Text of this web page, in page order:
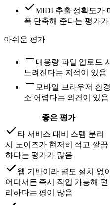
MIDI 추출 정확도가
폭 단축해 준다는 평가가
아쉬운 평가
대용량 파일 업로드
느려진다는 지적이 있음
모바일 브라우저 환
소 어렵다는 의견이 있음
좋은 평가
타 서비스 대비 스템 분리
시 노이즈가 현저히 적고 깔끔
하다는 평가가 많음
웹 기반이라 별도 설치 없이
어디서든 즉시 작업 가능해 편
리하다는 평이 많음